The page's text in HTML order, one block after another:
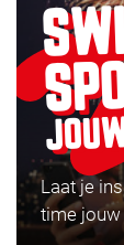
Laat je
time jouw